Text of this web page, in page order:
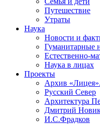
Путешествие
Утраты
Наука
Новости и
Гуманитарные
Естественно-
Наука в лицах
Проекты
Архив
Русский Север
Архитектура
Дмитрий
И.С.Фрадков